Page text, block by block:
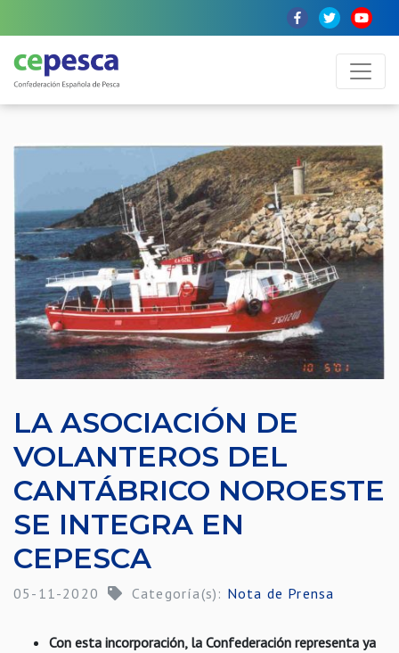
LA ASOCIACIÓN DE
VOLANTEROS DEL
CANTÁBRICO NOROESTE
SE INTEGRA EN
CEPESCA
05-11-2020 Categoría(s): Nota de Prensa
Con esta incorporación, la Confederación representa ya